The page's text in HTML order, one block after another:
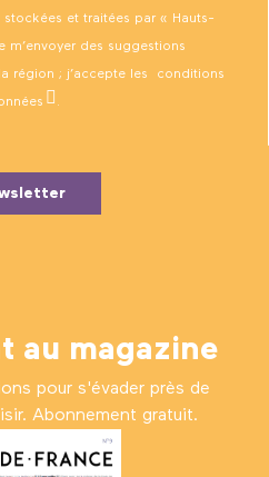
et traitées par « Hauts-
m’envoyer des suggestions
région ; j’accepte les conditions
.
au magazine
pour s'évader près de
Abonnement gratuit.